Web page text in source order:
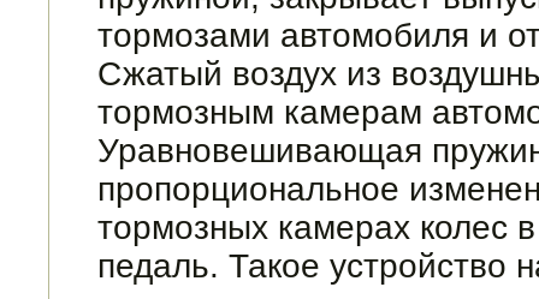
тормозами автомо­биля и
Сжатый воздух из
тормозным камерам
Уравновешивающая
пропорциональное
тормозных камерах колес
педаль. Такое устройство